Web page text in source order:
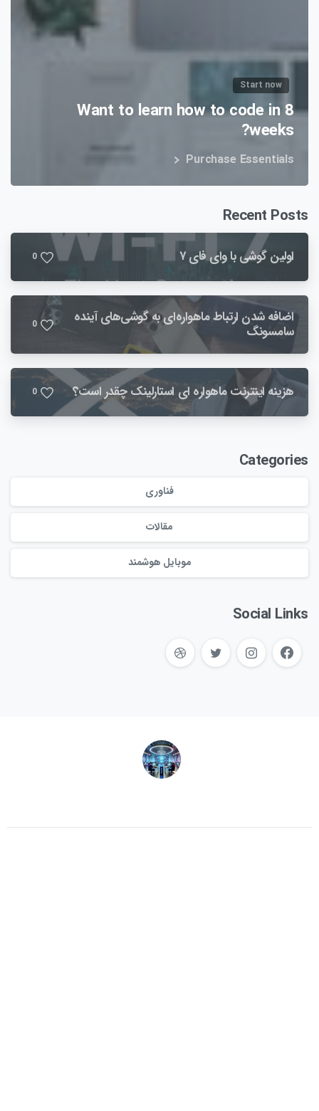
Start now
Want to learn how to code in 8
weeks?
Purchase Essentials
Recent Posts
اولین گوشی با وای فای ۷ 0
اضافه شدن ارتباط ماهواره‌ای به گوشی‌های آینده‌
سامسونگ 0
هزینه اینترنت ماهواره ای استارلینک چقدر است؟ 0
Categories
فناوری
مقالات
موبایل هوشمند
Social Links